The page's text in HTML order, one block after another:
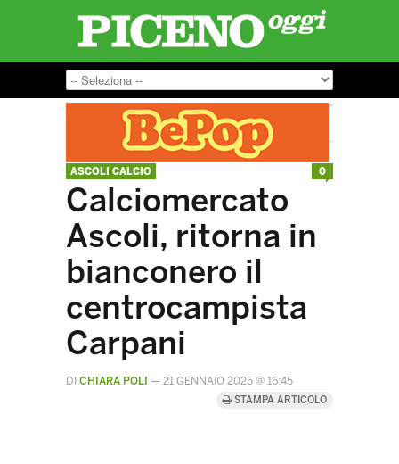
ASCOLI CALCIO
Calciomercato
Ascoli, ritorna in
bianconero il
centrocampista
Carpani
DI CHIARA POLI — 21 GENNAIO 2025 @ 16:45
STAMPA ARTICOLO
0